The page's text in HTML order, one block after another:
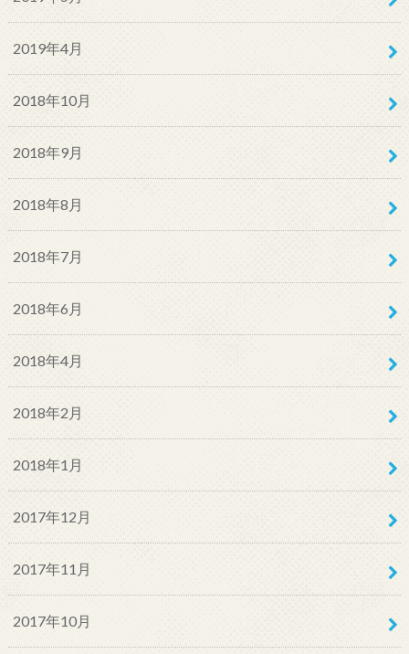
2019年4月
2018年10月
2018年9月
2018年8月
2018年7月
2018年6月
2018年4月
2018年2月
2018年1月
2017年12月
2017年11月
2017年10月